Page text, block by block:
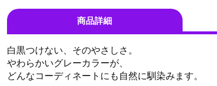
商品詳細
白黒つけない、そのやさしさ。
やわらかいグレーカラーが、
どんなコーディネートにも自然に馴染みます。